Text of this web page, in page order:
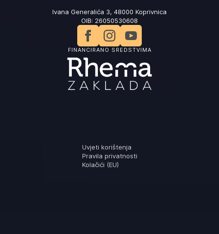
Ivana Generalića 3, 48000 Koprivnica
OIB: 26050530608
FINANCIRANO SREDSTVIMA
Uvjeti korištenja
Pravila privatnosti
Kolačići (EU)